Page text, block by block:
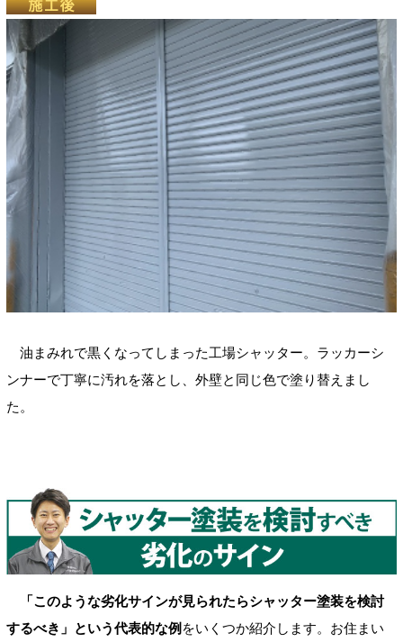
油まみれで黒くなってしまった工場シャッター。ラッカーシ
ンナーで丁寧に汚れを落とし、外壁と同じ色で塗り替えまし
た。
「このような劣化サインが見られたらシャッター塗装を検討
するべき」という代表的な例 をいくつか紹介します。お住まい